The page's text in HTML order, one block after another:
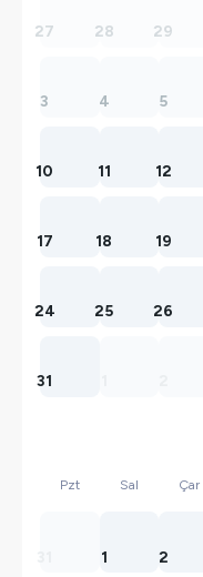
27 28 29
3 4 5
10 11 12
17 18 19
24 25 26
31
Pzt Sal Çar
1 2